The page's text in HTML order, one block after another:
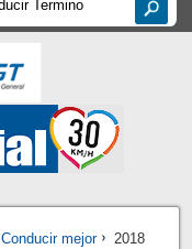
Conducir mejor 2018